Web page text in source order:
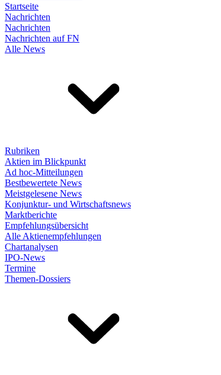
Startseite
Nachrichten
Nachrichten
Nachrichten auf FN
Alle News
Rubriken
Aktien im Blickpunkt
Ad hoc-Mitteilungen
Bestbewertete News
Meistgelesene News
Konjunktur- und Wirtschaftsnews
Marktberichte
Empfehlungsübersicht
Alle Aktienempfehlungen
Chartanalysen
IPO-News
Termine
Themen-Dossiers